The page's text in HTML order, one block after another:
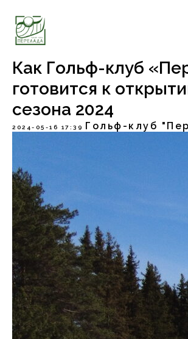
Как Гольф-клуб
готовится к
сезона 2024
2024-05-16 17:39 Гольф-клуб